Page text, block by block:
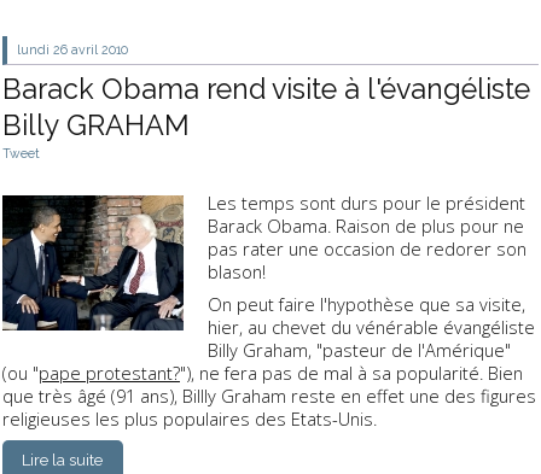
lundi 26 avril 2010
Barack Obama rend visite à l'évangéliste
Billy GRAHAM
Tweet
Les temps sont durs pour le président
Barack Obama. Raison de plus pour ne
pas rater une occasion de redorer son
blason!
On peut faire l'hypothèse que sa visite,
hier, au chevet du vénérable évangéliste
Billy Graham, "pasteur de l'Amérique"
(ou "pape protestant?"), ne fera pas de mal à sa popularité. Bien
que très âgé (91 ans), Billly Graham reste en effet une des figures
religieuses les plus populaires des Etats-Unis.
Lire la suite